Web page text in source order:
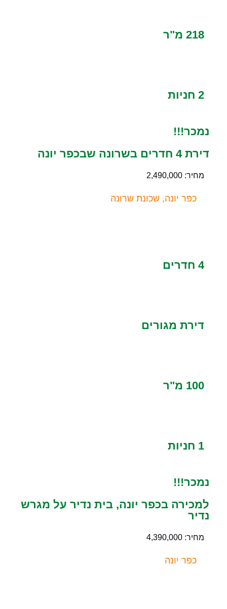
218 מ"ר
2 חניות
נמכר!!!
דירת 4 חדרים בשרונה שבכפר יונה
מחיר: 2,490,000
כפר יונה, שכונת שרונה
4 חדרים
דירת מגורים
100 מ"ר
1 חניות
נמכר!!!
למכירה בכפר יונה, בית נדיר על מגרש
נדיר
מחיר: 4,390,000
כפר יונה